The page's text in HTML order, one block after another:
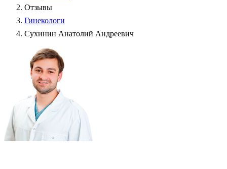
Отзывы
Гинекологи
Сухинин Анатолий Андреевич